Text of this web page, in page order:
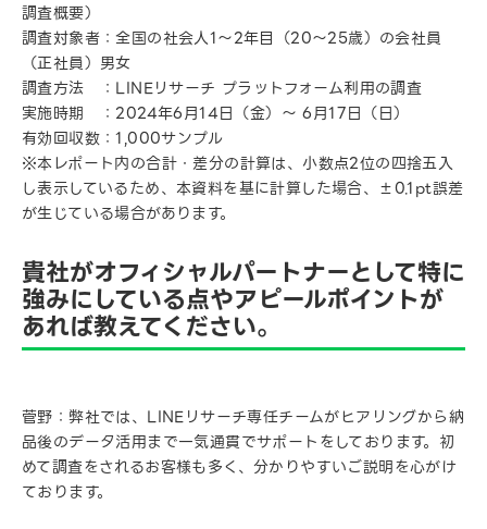
調査概要）
調査対象者：全国の社会人1～2年目（20～25歳）の会社員
（正社員）男女
調査方法 ：LINEリサーチ プラットフォーム利用の調査
実施時期 ：2024年6月14日（金）～ 6月17日（日）
有効回収数：1,000サンプル
※本レポート内の合計・差分の計算は、小数点2位の四捨五入
し表示しているため、本資料を基に計算した場合、±0.1pt誤差
が生じている場合があります。
貴社がオフィシャルパートナーとして特に
強みにしている点やアピールポイントが
あれば教えてください。
菅野：弊社では、LINEリサーチ専任チームがヒアリングから納
品後のデータ活用まで一気通貫でサポートをしております。初
めて調査をされるお客様も多く、分かりやすいご説明を心がけ
ております。